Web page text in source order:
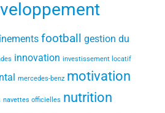
football gestion du
innovation investissement locatif
mercedes-benz motivation
navettes officielles nutrition